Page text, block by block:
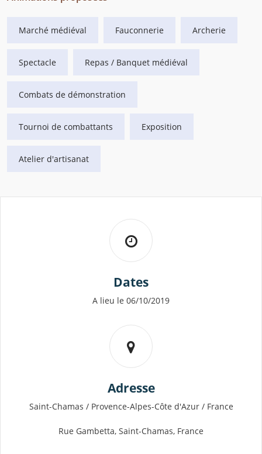
Marché médiéval Fauconnerie Archerie
Spectacle Repas / Banquet médiéval
Combats de démonstration
Tournoi de combattants Exposition
Atelier d'artisanat
Dates
A lieu le 06/10/2019
Adresse
Saint-Chamas / Provence-Alpes-Côte d'Azur / France
Rue Gambetta, Saint-Chamas, France